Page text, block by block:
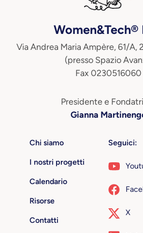
Women&Tech®
Via Andrea Maria Ampère, 61/A,
(presso Spazio
Fax 0230516060
Presidente e
Gianna
Chi siamo
I nostri progetti
Calendario
Risorse
Contatti
Seguici:
X